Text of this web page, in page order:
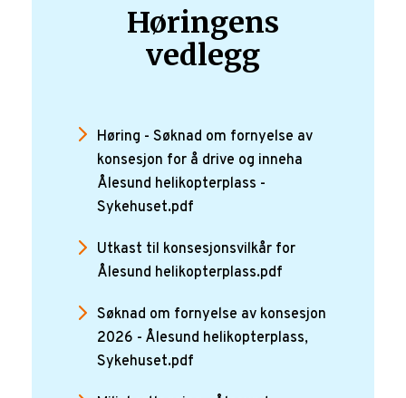
Høringens
vedlegg
Høring - Søknad om fornyelse av
konsesjon for å drive og inneha
Ålesund helikopterplass -
Sykehuset.pdf
Utkast til konsesjonsvilkår for
Ålesund helikopterplass.pdf
Søknad om fornyelse av konsesjon
2026 - Ålesund helikopterplass,
Sykehuset.pdf